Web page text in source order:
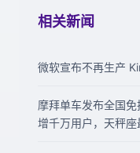
相关新闻
微软宣布不再生产
摩拜单车发布全国免
增千万用户，天秤